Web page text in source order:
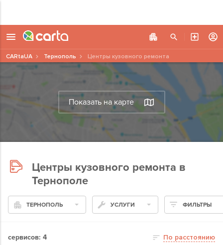
Показать на карте
CARtaUA Тернополь Центры кузовного ремонта
Центры кузовного ремонта в
Тернополе
ТЕРНОПОЛЬ УСЛУГИ ФИЛЬТРЫ
сервисов: 4 По расстоянию